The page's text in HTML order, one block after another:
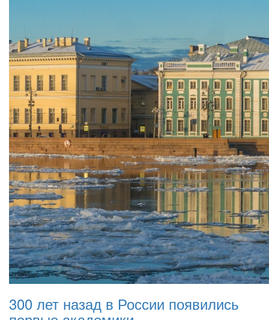
300 лет назад в России появились